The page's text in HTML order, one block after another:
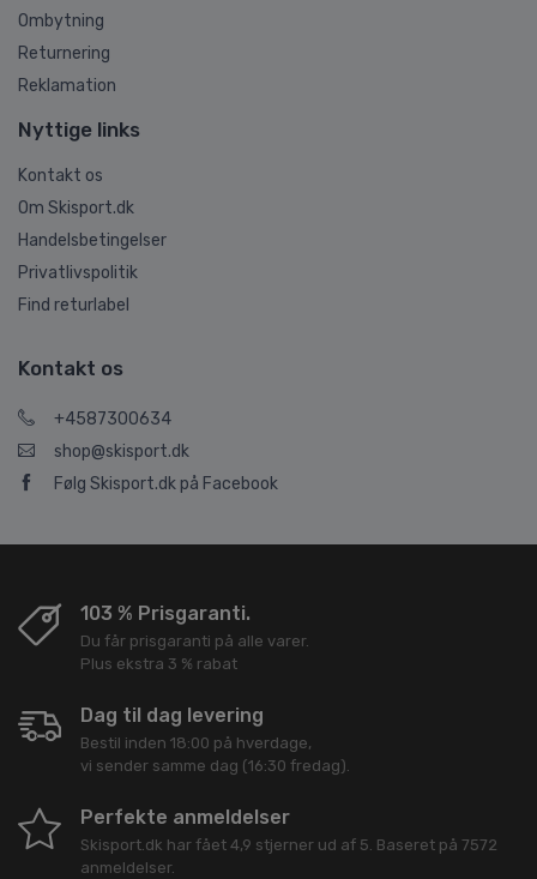
Ombytning
Returnering
Reklamation
Nyttige links
Kontakt os
Om Skisport.dk
Handelsbetingelser
Privatlivspolitik
Find returlabel
Kontakt os
+4587300634
shop@skisport.dk
Følg Skisport.dk på Facebook
103 % Prisgaranti.
Du får prisgaranti på alle varer.
Plus ekstra 3 % rabat
Dag til dag levering
Bestil inden 18:00 på hverdage,
vi sender samme dag (16:30 fredag).
Perfekte anmeldelser
Skisport.dk har fået 4,9 stjerner ud af 5. Baseret på 7572
anmeldelser.